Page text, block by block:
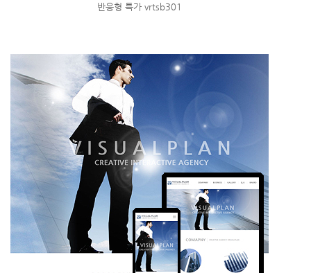
반응형 특가 vrtsb301